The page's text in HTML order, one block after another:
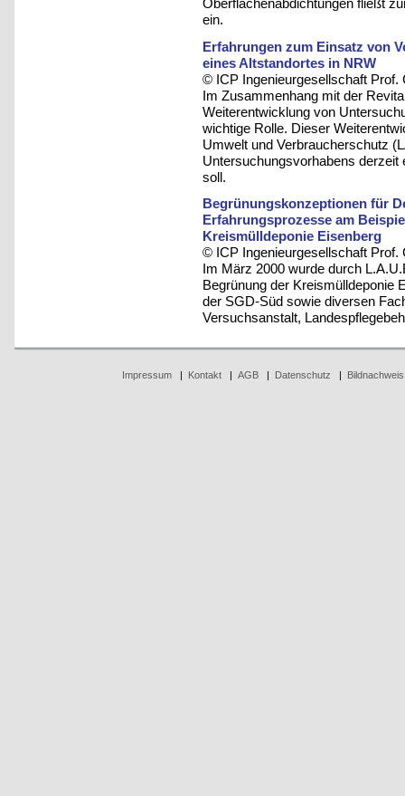
Oberflächenabdichtungen fließt
ein.
Erfahrungen zum Einsatz von
eines Altstandortes in NRW
© ICP Ingenieurgesellschaft Prof.
Im Zusammenhang mit der
Weiterentwicklung von
wichtige Rolle. Dieser
Umwelt und Verbraucherschutz
Untersuchungsvorhabens derzeit
soll.
Begrünungskonzeptionen für
Erfahrungsprozesse am
Kreismülldeponie Eisenberg
© ICP Ingenieurgesellschaft Prof.
Im März 2000 wurde durch
Begrünung der Kreismülldeponie
der SGD-Süd sowie diversen
Versuchsanstalt,
Impressum| Kontakt| AGB| Datenschutz Bildnachweis